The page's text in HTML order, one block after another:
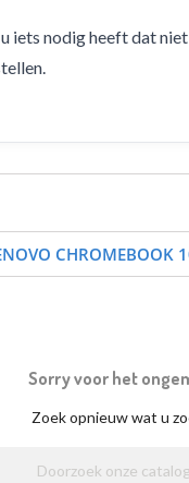
iets nodig heeft dat
CHROMEBOOK
Sorry voor het
Zoek opnieuw wat u